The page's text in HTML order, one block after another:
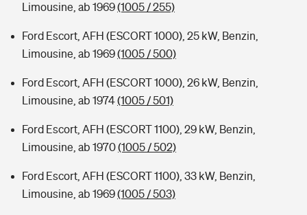
Limousine, ab 1969(1005 / 255)
Ford Escort, AFH (ESCORT 1000), 25 kW, Benzin,
Limousine, ab 1969(1005 / 500)
Ford Escort, AFH (ESCORT 1000), 26 kW, Benzin,
Limousine, ab 1974(1005 / 501)
Ford Escort, AFH (ESCORT 1100), 29 kW, Benzin,
Limousine, ab 1970(1005 / 502)
Ford Escort, AFH (ESCORT 1100), 33 kW, Benzin,
Limousine, ab 1969(1005 / 503)